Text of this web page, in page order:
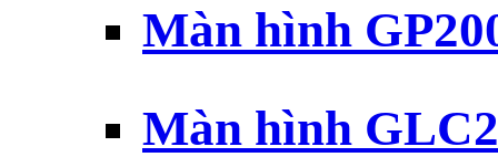
Màn hình
Màn hình